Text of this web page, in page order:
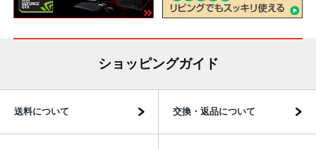
ショッピングガイド
送料について 交換・返品について